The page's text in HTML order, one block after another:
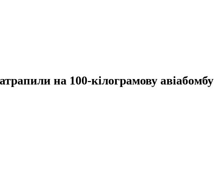
на 100-кілограмову авіабомбу